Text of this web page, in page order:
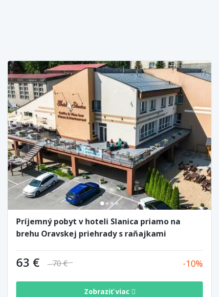
Príjemný pobyt v hoteli Slanica priamo na
brehu Oravskej priehrady s raňajkami
63 € 70 € 10
Zobraziť viac